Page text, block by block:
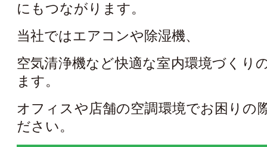
にもつながります。
当社ではエアコンや除湿機、
空気清浄機など快適な室内環境づくり
ます。
オフィスや店舗の空調環境でお困りの
ださい。